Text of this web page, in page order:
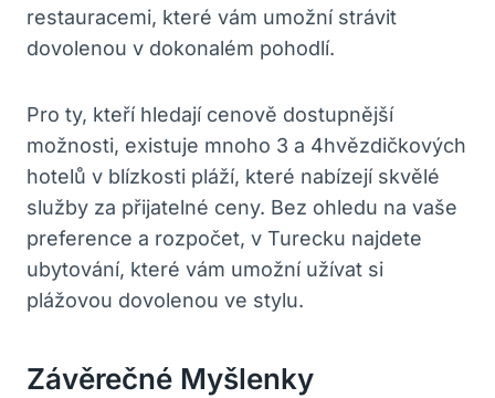
restauracemi, které vám umožní strávit‌
dovolenou v dokonalém pohodlí.
Pro ty, kteří hledají ⁤cenově dostupnější
možnosti, ⁤existuje mnoho 3 a 4hvězdičkových
⁤hotelů⁤ v ⁣blízkosti⁣ pláží,‌ které nabízejí ‍skvělé⁣
služby‍ za přijatelné ceny. ⁤Bez ​ohledu ​na‌ vaše
preference a rozpočet,⁣ v Turecku najdete
ubytování,⁣ které vám umožní užívat si
plážovou dovolenou ve stylu.
Závěrečné Myšlenky